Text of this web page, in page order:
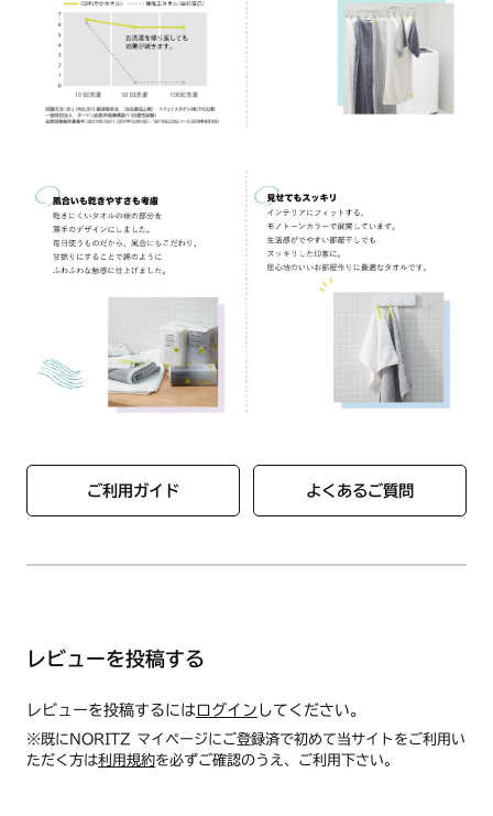
ご利用ガイド よくあるご質問
レビューを投稿する
レビューを投稿するにはログイン してください。
※既にNORITZ マイページにご登録済で初めて当サイトをご利用い
ただく方は利用規約を必ずご確認のうえ、ご利用下さい。